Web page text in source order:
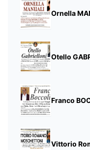
Ornella
Otello
Franco
Vittorio